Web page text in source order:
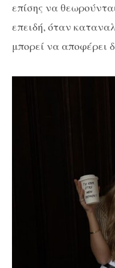
επίσης να
επειδή, όταν
μπορεί να αποφέρει